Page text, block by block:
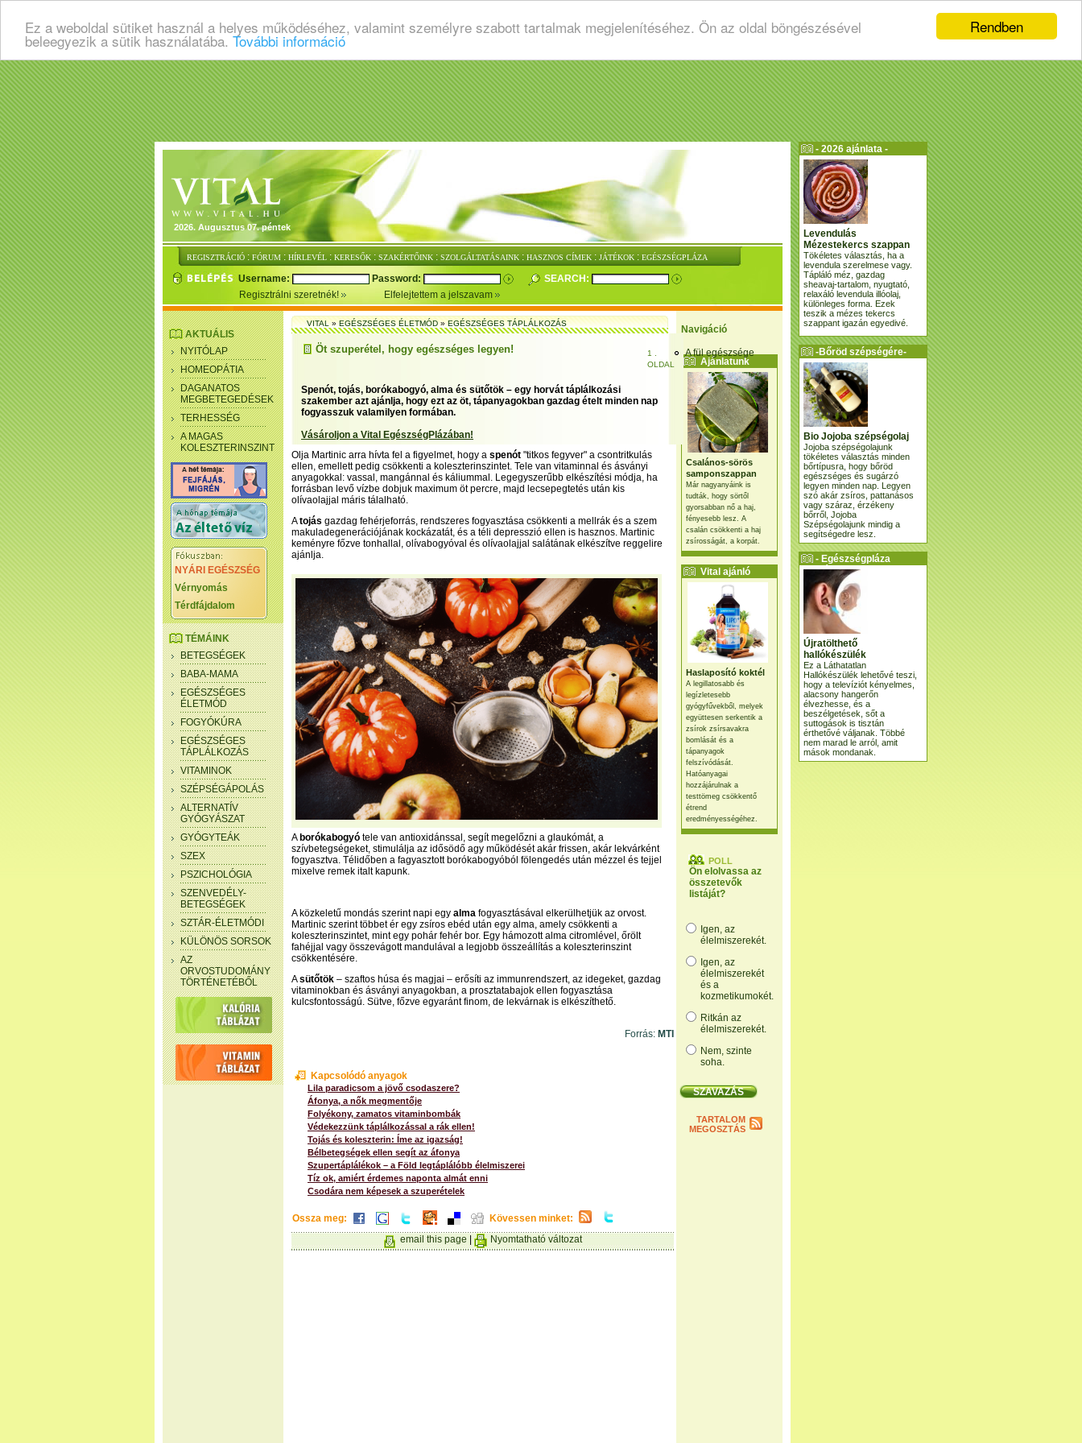
Rendben
Ez a weboldal sütiket használ a helyes működéséhez, valamint személyre szabott tartalmak megjelenítéséhez. Ön az oldal böngészésével
beleegyezik a sütik használatába. További információ
2026. Augusztus 07. péntek
REGISZTRÁCIÓ : FÓRUM : HÍRLEVÉL : KERESŐK : SZAKÉRTŐINK : SZOLGÁLTATÁSAINK : HASZNOS CÍMEK : JÁTÉKOK : EGÉSZSÉGPLÁZA
Username: Password:
SEARCH:
Regisztrálni szeretnék!
Elfelejtettem a jelszavam
Navigáció
A fül egészsége
Ajánlatunk
Csalános-sörös
samponszappan
Már nagyanyáink is
tudták, hogy sörtől
gyorsabban nő a haj,
fényesebb lesz. A
csalán csökkenti a haj
zsírosságát, a korpát.
Vital ajánló
Haslaposító koktél
A legillatosabb és
legízletesebb
gyógyfűvekből, melyek
együttesen serkentik a
zsírok zsírsavakra
bomlását és a
tápanyagok
felszívódását.
Hatóanyagai
hozzájárulnak a
testtömeg csökkentő
étrend
eredményességéhez.
POLL
Ön elolvassa az
összetevők
listáját?
Igen, az
élelmiszerekét.
Igen, az
élelmiszerekét
és a
kozmetikumokét.
Ritkán az
élelmiszerekét.
Nem, szinte
soha.
TARTALOM
MEGOSZTÁS
AKTUÁLIS
NYITÓLAP
HOMEOPÁTIA
DAGANATOS
MEGBETEGEDÉSEK
TERHESSÉG
A MAGAS
KOLESZTERINSZINT
NYÁRI EGÉSZSÉG
Vérnyomás
Térdfájdalom
TÉMÁINK
BETEGSÉGEK
BABA-MAMA
EGÉSZSÉGES
ÉLETMÓD
FOGYÓKÚRA
EGÉSZSÉGES
TÁPLÁLKOZÁS
VITAMINOK
SZÉPSÉGÁPOLÁS
ALTERNATÍV
GYÓGYÁSZAT
GYÓGYTEÁK
SZEX
PSZICHOLÓGIA
SZENVEDÉLY-
BETEGSÉGEK
SZTÁR-ÉLETMÓDI
KÜLÖNÖS SORSOK
AZ
ORVOSTUDOMÁNY
TÖRTÉNETÉBŐL
VITAL»EGÉSZSÉGES ÉLETMÓD»EGÉSZSÉGES TÁPLÁLKOZÁS
Öt szuperétel, hogy egészséges legyen!
1 .
OLDAL
Spenót, tojás, borókabogyó, alma és sütőtök – egy horvát táplálkozási
szakember azt ajánlja, hogy ezt az öt, tápanyagokban gazdag ételt minden nap
fogyasszuk valamilyen formában.
Vásároljon a Vital EgészségPlázában!
Olja Martinic arra hívta fel a figyelmet, hogy a spenót "titkos fegyver" a csontritkulás
ellen, emellett pedig csökkenti a koleszterinszintet. Tele van vitaminnal és ásványi
anyagokkal: vassal, mangánnal és káliummal. Legegyszerűbb elkészítési módja, ha
forrásban levő vízbe dobjuk maximum öt percre, majd lecsepegtetés után kis
olívaolajjal máris tálalható.
Atojás gazdag fehérjeforrás, rendszeres fogyasztása csökkenti a mellrák és a szem
makuladegenerációjának kockázatát, és a téli depresszió ellen is hasznos. Martinic
keményre főzve tonhallal, olívabogyóval és olívaolajjal salátának elkészítve reggelire
ajánlja.
A borókabogyó tele van antioxidánssal, segít megelőzni a glaukómát, a
szívbetegségeket, stimulálja az idősödő agy működését akár frissen, akár lekvárként
fogyasztva. Télidőben a fagyasztott borókabogyóból fölengedés után mézzel és tejjel
mixelve remek italt kapunk.
A közkeletű mondás szerint napi egy alma fogyasztásával elkerülhetjük az orvost.
Martinic szerint többet ér egy zsíros ebéd után egy alma, amely csökkenti a
koleszterinszintet, mint egy pohár fehér bor. Egy hámozott alma citromlével, őrölt
fahéjjal vagy összevágott mandulával a legjobb összeállítás a koleszterinszint
csökkentésére.
Asütőtök – szaftos húsa és magjai – erősíti az immunrendszert, az idegeket, gazdag
vitaminokban és ásványi anyagokban, a prosztatabajok ellen fogyasztása
kulcsfontosságú. Sütve, főzve egyaránt finom, de lekvárnak is elkészíthető.
Forrás: MTI
Kapcsolódó anyagok
Lila paradicsom a jövő csodaszere?
Áfonya, a nők megmentője
Folyékony, zamatos vitaminbombák
Védekezzünk táplálkozással a rák ellen!
Tojás és koleszterin: Íme az igazság!
Bélbetegségek ellen segít az áfonya
Szupertáplálékok – a Föld legtáplálóbb élelmiszerei
Tíz ok, amiért érdemes naponta almát enni
Csodára nem képesek a szuperételek
Ossza meg:
Kövessen minket:
email this page| Nyomtatható változat
- 2026 ajánlata -
Levendulás
Mézestekercs szappan
Tökéletes választás, ha a
levendula szerelmese vagy.
Tápláló méz, gazdag
sheavaj-tartalom, nyugtató,
relaxáló levendula illóolaj,
különleges forma. Ezek
teszik a mézes tekercs
szappant igazán egyedivé.
-Bőröd szépségére-
Bio Jojoba szépségolaj
Jojoba szépségolajunk
tökéletes választás minden
bőrtípusra, hogy bőröd
egészséges és sugárzó
legyen minden nap. Legyen
szó akár zsíros, pattanásos
vagy száraz, érzékeny
bőrről, Jojoba
Szépségolajunk mindig a
segítségedre lesz.
- Egészségpláza
ajánlatunk -
Újratölthető
hallókészülék
Ez a Láthatatlan
Hallókészülék lehetővé teszi,
hogy a televíziót kényelmes,
alacsony hangerőn
élvezhesse, és a
beszélgetések, sőt a
suttogások is tisztán
érthetővé váljanak. Többé
nem marad le arról, amit
mások mondanak.